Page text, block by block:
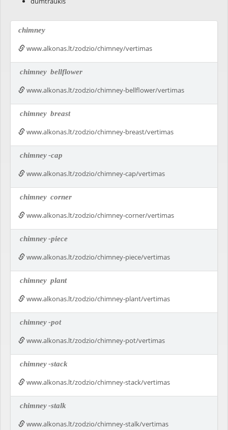
chimney
www.alkonas.lt/zodzio/chimney/vertimas
chimney bellflower
www.alkonas.lt/zodzio/chimney-bellflower/vertimas
chimney breast
www.alkonas.lt/zodzio/chimney-breast/vertimas
chimney-cap
www.alkonas.lt/zodzio/chimney-cap/vertimas
chimney corner
www.alkonas.lt/zodzio/chimney-corner/vertimas
chimney-piece
www.alkonas.lt/zodzio/chimney-piece/vertimas
chimney plant
www.alkonas.lt/zodzio/chimney-plant/vertimas
chimney-pot
www.alkonas.lt/zodzio/chimney-pot/vertimas
chimney-stack
www.alkonas.lt/zodzio/chimney-stack/vertimas
chimney-stalk
www.alkonas.lt/zodzio/chimney-stalk/vertimas